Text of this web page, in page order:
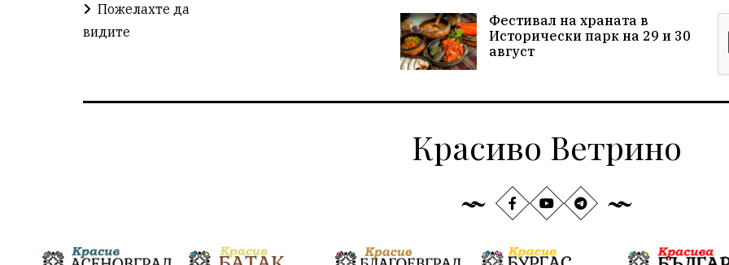
Пожелахте да
видите
Фестивал на храната в
Исторически парк на 29 и 30
август
Красиво Ветрино